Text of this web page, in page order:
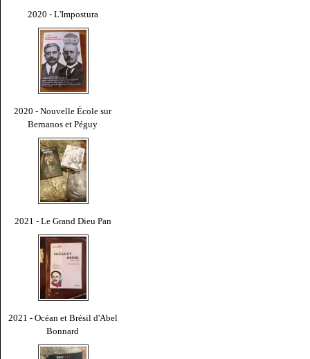
2020 - L'Impostura
2020 - Nouvelle École sur
Bernanos et Péguy
2021 - Le Grand Dieu Pan
2021 - Océan et Brésil d'Abel
Bonnard